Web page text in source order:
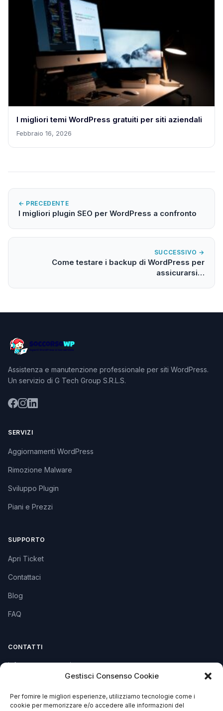
Gestisci Consenso Cookie
Per fornire le migliori esperienze, utilizziamo tecnologie come i
cookie per memorizzare e/o accedere alle informazioni del
I migliori temi WordPress gratuiti per siti aziendali
Febbraio 16, 2026
← PRECEDENTE
I migliori plugin SEO per WordPress a confronto
SUCCESSIVO →
Come testare i backup di WordPress per
assicurarsi…
Assistenza e manutenzione professionale per siti WordPress.
Un servizio di G Tech Group S.R.L.S.
SERVIZI
Aggiornamenti WordPress
Rimozione Malware
Sviluppo Plugin
Piani e Prezzi
SUPPORTO
Apri Ticket
Contattaci
Blog
FAQ
CONTATTI
info@soccorsowp.it
PEC: gtechgroup@pec.it